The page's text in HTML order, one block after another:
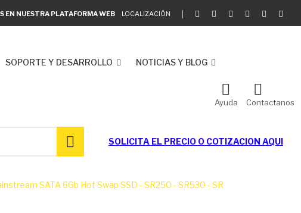
EN NUESTRA PLATAFORMA WEB LOCALIZACIÓN
SOPORTE Y DESARROLLO NOTICIAS Y BLOG
Ayuda Contactanos
SOLICITA EL PRECIO O COTIZACION AQUI
SATA 6Gb Hot Swap SSD - SR250 - SR530 - SR